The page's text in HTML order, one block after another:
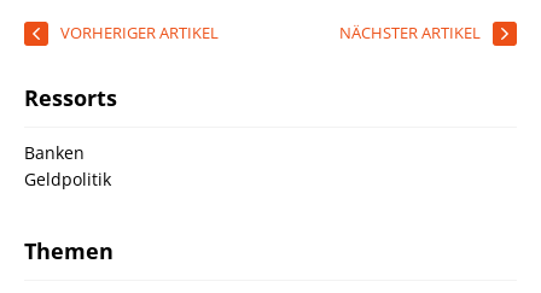
VORHERIGER ARTIKEL NÄCHSTER ARTIKEL
Ressorts
Banken
Geldpolitik
Themen